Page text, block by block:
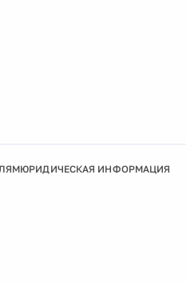
ЮРИДИЧЕСКАЯ ИНФОРМАЦИЯ